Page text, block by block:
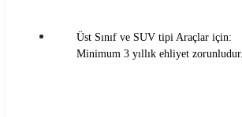
Garenta Araç Kiralama Koşulları
Üst Sınıf ve SUV tipi Araçlar için:
Minimum 3 yıllık ehliyet zorunludur.